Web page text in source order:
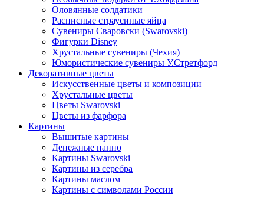
Оловянные солдатики
Расписные страусиные яйца
Сувениры Сваровски (Swarovski)
Фигурки Disney
Хрустальные сувениры (Чехия)
Юмористические сувениры У.Стретфорд
Декоративные цветы
Искусственные цветы и композиции
Хрустальные цветы
Цветы Swarovski
Цветы из фарфора
Картины
Вышитые картины
Денежные панно
Картины Swarovski
Картины из серебра
Картины маслом
Картины с символами России